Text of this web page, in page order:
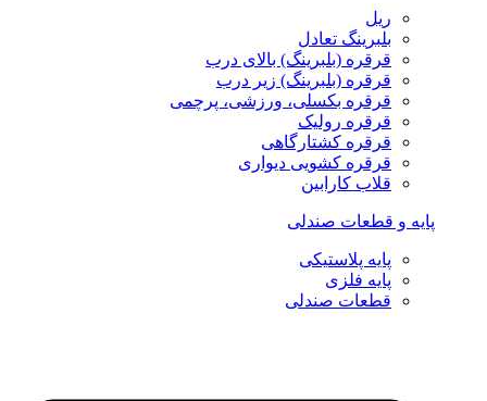
ریل
بلبرینگ تعادل
قرقره (بلبرینگ) بالای درب
قرقره (بلبرینگ) زیر درب
قرقره بکسلی، ورزشی، پرچمی
قرقره رولیک
قرقره کشتارگاهی
قرقره کشویی دیواری
قلاب کارابین
پایه و قطعات صندلی
پایه پلاستیکی
پایه فلزی
قطعات صندلی